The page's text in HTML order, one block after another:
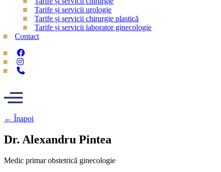
Tarife și servicii urologie
Tarife și servicii chirurgie plastică
Tarife și servicii laborator ginecologie
Contact
← Înapoi
Dr. Alexandru Pintea
Medic primar obstetrică ginecologie